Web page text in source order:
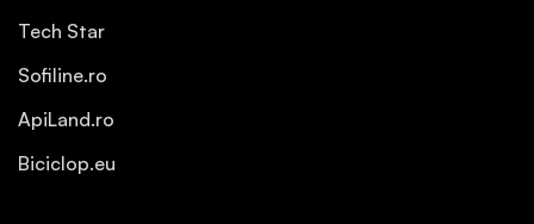
Tech Star
Sofiline.ro
ApiLand.ro
Biciclop.eu